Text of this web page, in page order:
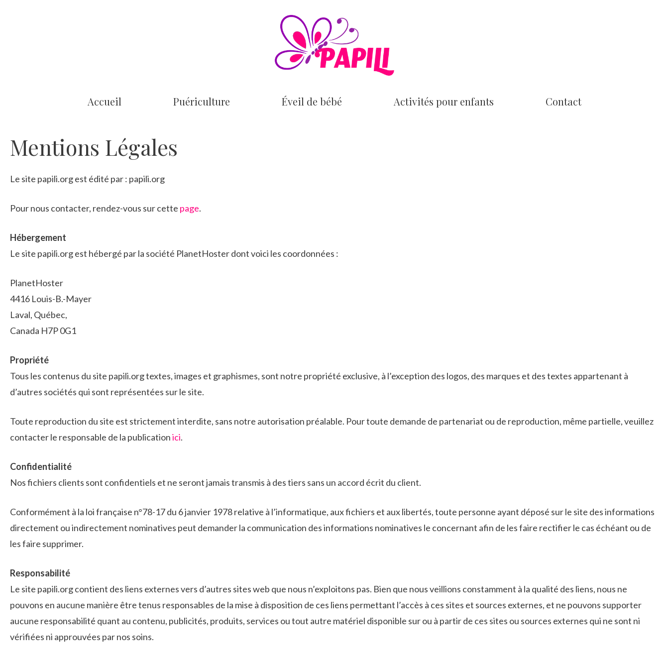
Accueil Puériculture Éveil de bébé Activités pour enfants Contact
Mentions Légales
Le site papili.org est édité par : papili.org
Pour nous contacter, rendez-vous sur cette page.
Hébergement
Le site papili.org est hébergé par la société PlanetHoster dont voici les coordonnées :
PlanetHoster
4416 Louis-B.-Mayer
Laval, Québec,
Canada H7P 0G1
Propriété
Tous les contenus du site papili.org textes, images et graphismes, sont notre propriété exclusive, à l’exception des logos, des marques et des textes appartenant à
d’autres sociétés qui sont représentées sur le site.
Toute reproduction du site est strictement interdite, sans notre autorisation préalable. Pour toute demande de partenariat ou de reproduction, même partielle, veuillez
contacter le responsable de la publicationici.
Confidentialité
Nos fichiers clients sont confidentiels et ne seront jamais transmis à des tiers sans un accord écrit du client.
Conformément à la loi française n°78-17 du 6 janvier 1978 relative à l’informatique, aux fichiers et aux libertés, toute personne ayant déposé sur le site des informations
directement ou indirectement nominatives peut demander la communication des informations nominatives le concernant afin de les faire rectifier le cas échéant ou de
les faire supprimer.
Responsabilité
Le site papili.org contient des liens externes vers d’autres sites web que nous n’exploitons pas. Bien que nous veillions constamment à la qualité des liens, nous ne
pouvons en aucune manière être tenus responsables de la mise à disposition de ces liens permettant l’accès à ces sites et sources externes, et ne pouvons supporter
aucune responsabilité quant au contenu, publicités, produits, services ou tout autre matériel disponible sur ou à partir de ces sites ou sources externes qui ne sont ni
vérifiées ni approuvées par nos soins.